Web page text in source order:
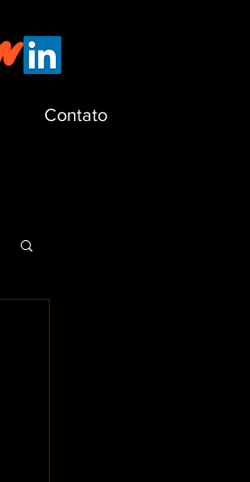
Contato